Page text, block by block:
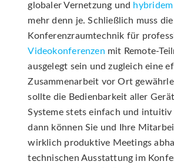
globaler Vernetzung und
mehr denn je. Schließlich muss die
Konferenzraumtechnik für
Videokonferenzen mit Remote-
ausgelegt sein und zugleich eine
Zusammenarbeit vor Ort
sollte die Bedienbarkeit aller
Systeme stets einfach und intuitiv
dann können Sie und Ihre
wirklich produktive Meetings
technischen Ausstattung im